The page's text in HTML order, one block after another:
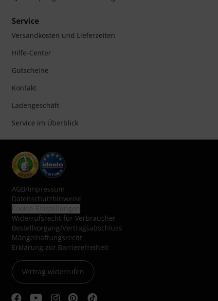
Service
Versandkosten und Lieferzeiten
Hilfe-Center
Gutscheine
Kontakt
Ladengeschäft
Service im Überblick
AGB/Impressum
Datenschutzhinweise
Widerrufsrecht für Verbraucher
Bestellvorgang/Vertragsabschluss
Mängelhaftungsrecht
Erklärung zur Barrierefreiheit
Vertrag widerrufen